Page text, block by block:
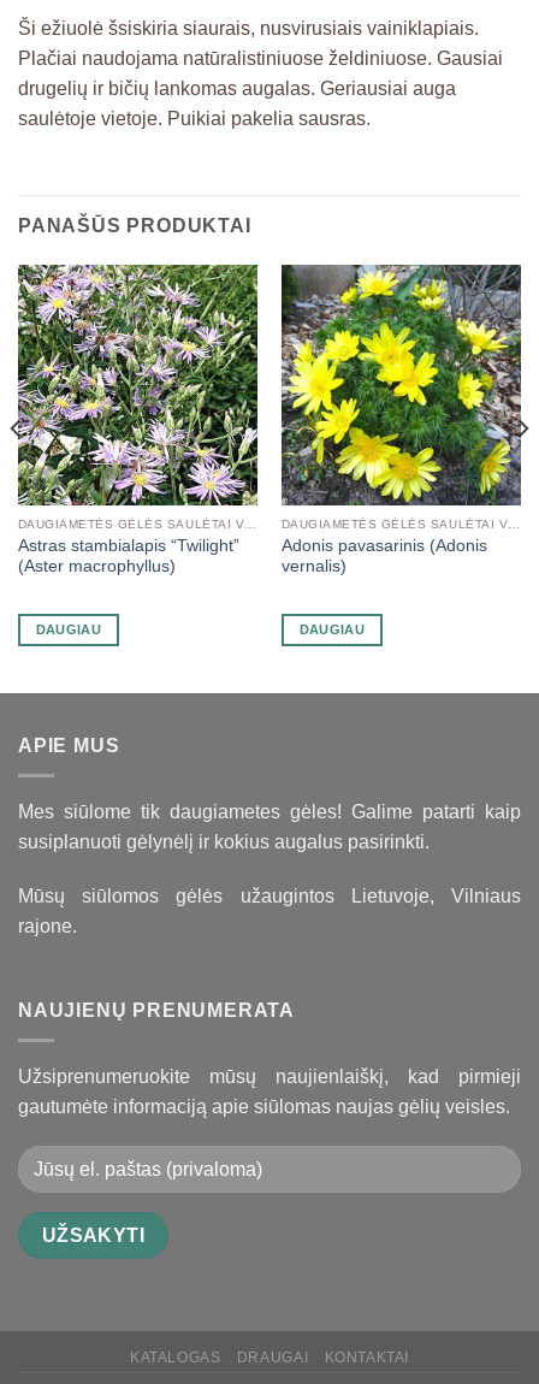
Ši ežiuolė šsiskiria siaurais, nusvirusiais vainiklapiais.
Plačiai naudojama natūralistiniuose želdiniuose. Gausiai
drugelių ir bičių lankomas augalas. Geriausiai auga
saulėtoje vietoje. Puikiai pakelia sausras.
PANAŠŪS PRODUKTAI
DAUGIAMETĖS GĖLĖS SAULĖTAI VIETAI
Astras stambialapis “Twilight”
(Aster macrophyllus)
DAUGIAU
DAUGIAMETĖS GĖLĖS SAULĖTAI VIETAI
Adonis pavasarinis (Adonis
vernalis)
DAUGIAU
APIE MUS
Mes siūlome tik daugiametes gėles! Galime patarti kaip
susiplanuoti gėlynėlį ir kokius augalus pasirinkti.
Mūsų siūlomos gėlės užaugintos Lietuvoje, Vilniaus
rajone.
NAUJIENŲ PRENUMERATA
Užsiprenumeruokite mūsų naujienlaiškį, kad pirmieji
gautumėte informaciją apie siūlomas naujas gėlių veisles.
KATALOGAS DRAUGAI KONTAKTAI